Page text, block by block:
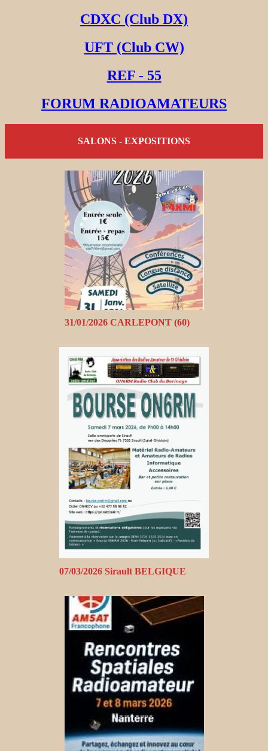
CDXC (Club DX)
UFT (Club CW)
REF - 55
FORUM RADIOAMATEURS
SALONS - EXPOSITIONS
31/01/2026 CARLEPONT (60)
07/03/2026 Sirault BELGIQUE